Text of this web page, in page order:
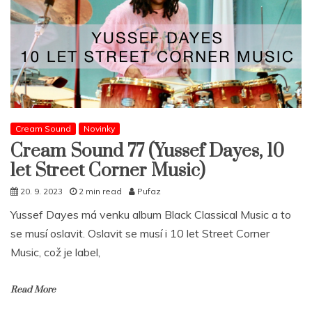
Cream Sound Novinky
Cream Sound 77 (Yussef Dayes, 10
let Street Corner Music)
20. 9. 2023 2 min read Pufaz
Yussef Dayes má venku album Black Classical Music a to
se musí oslavit. Oslavit se musí i 10 let Street Corner
Music, což je label,
Read More